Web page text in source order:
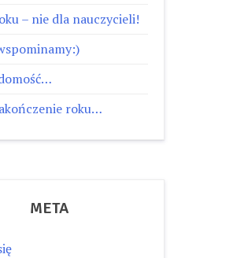
– nie dla nauczycieli!
roku…
META